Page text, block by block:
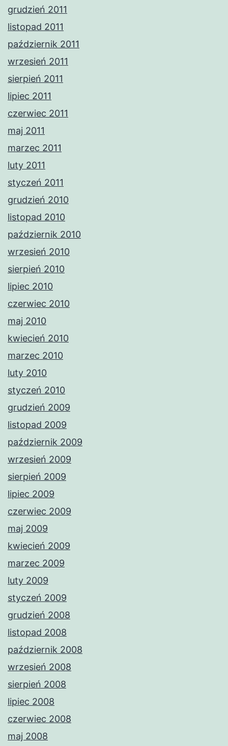
grudzień 2011
listopad 2011
październik 2011
wrzesień 2011
sierpień 2011
lipiec 2011
czerwiec 2011
maj 2011
marzec 2011
luty 2011
styczeń 2011
grudzień 2010
listopad 2010
październik 2010
wrzesień 2010
sierpień 2010
lipiec 2010
czerwiec 2010
maj 2010
kwiecień 2010
marzec 2010
luty 2010
styczeń 2010
grudzień 2009
listopad 2009
październik 2009
wrzesień 2009
sierpień 2009
lipiec 2009
czerwiec 2009
maj 2009
kwiecień 2009
marzec 2009
luty 2009
styczeń 2009
grudzień 2008
listopad 2008
październik 2008
wrzesień 2008
sierpień 2008
lipiec 2008
czerwiec 2008
maj 2008